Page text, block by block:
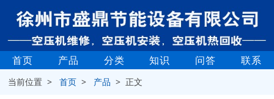
首页 产品 分类 知识 问答 联系
当前位置 >首页 > 产品 > 正文